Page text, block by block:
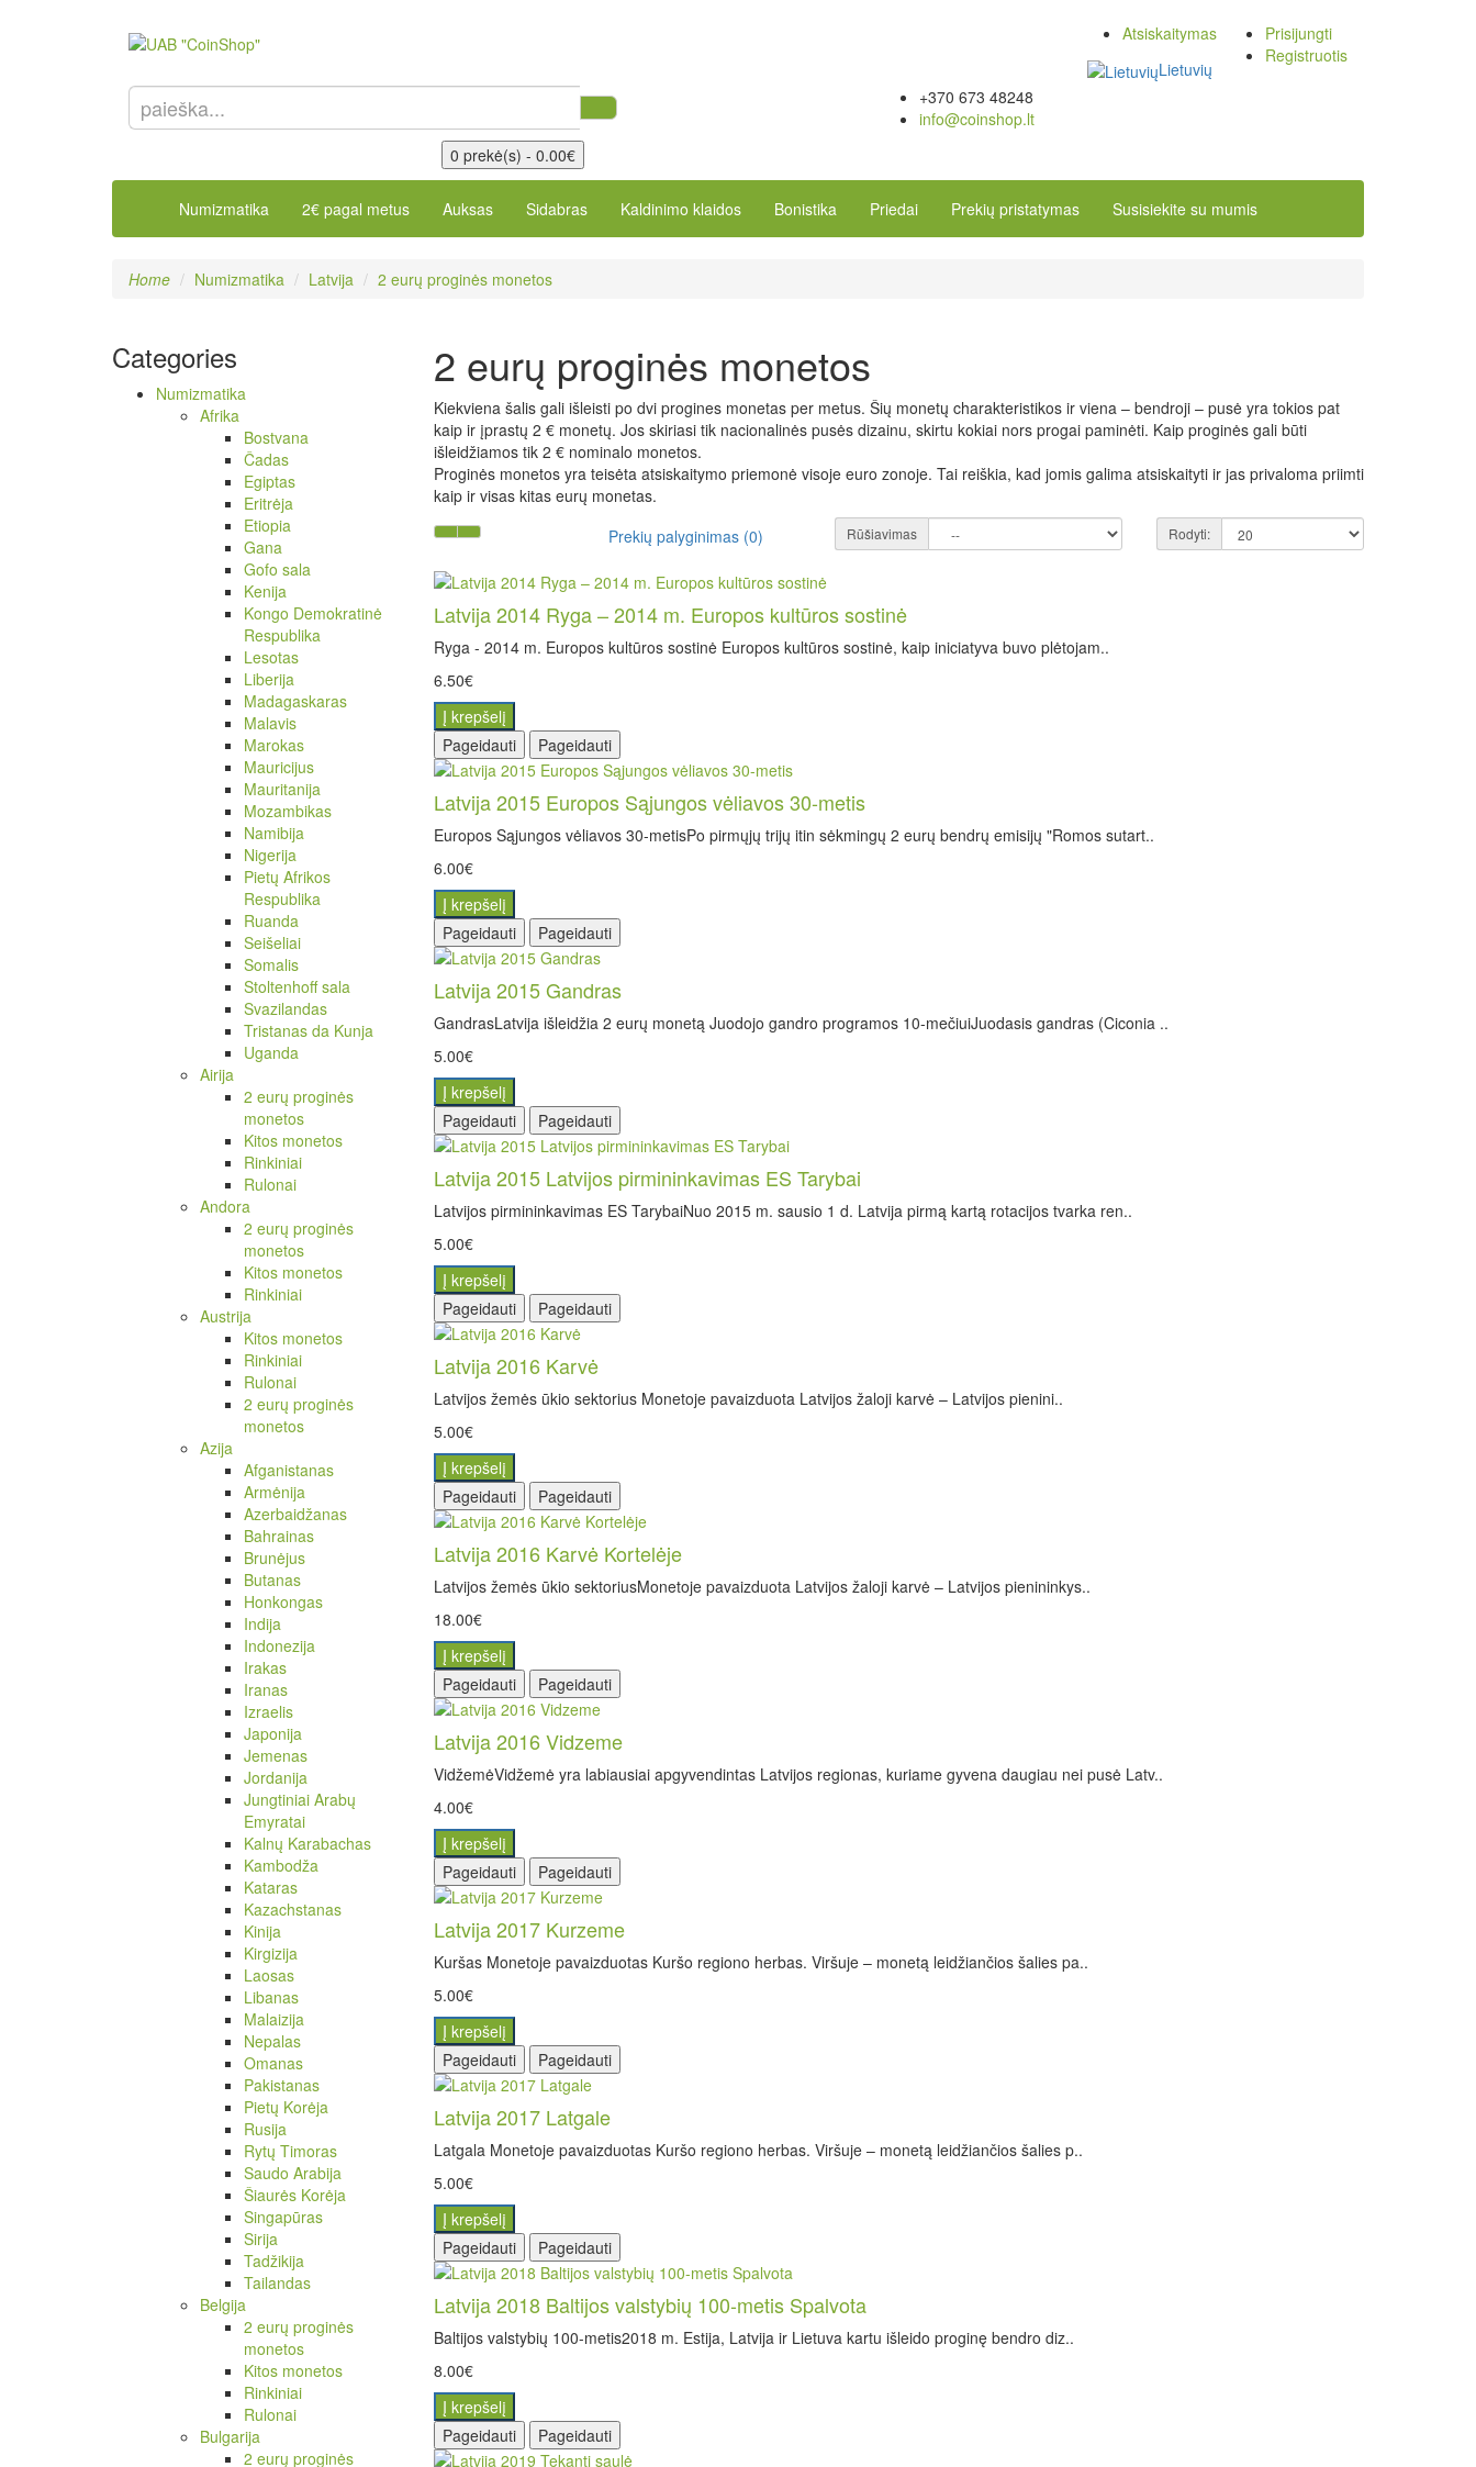
Prisijungti
Registruotis
Atsiskaitymas
Lietuvių
+370 673 48248
info@coinshop.lt
0 prekė(s) - 0.00€
Numizmatika 2€ pagal metus Auksas Sidabras Kaldinimo klaidos Bonistika Priedai Prekių pristatymas Susisiekite su mumis
Home Numizmatika Latvija 2 eurų proginės monetos
Categories
Numizmatika
Afrika
Bostvana
Čadas
Egiptas
Eritrėja
Etiopia
Gana
Gofo sala
Kenija
Kongo Demokratinė
Respublika
Lesotas
Liberija
Madagaskaras
Malavis
Marokas
Mauricijus
Mauritanija
Mozambikas
Namibija
Nigerija
Pietų Afrikos
Respublika
Ruanda
Seišeliai
Somalis
Stoltenhoff sala
Svazilandas
Tristanas da Kunja
Uganda
Airija
2 eurų proginės
monetos
Kitos monetos
Rinkiniai
Rulonai
Andora
2 eurų proginės
monetos
Kitos monetos
Rinkiniai
Austrija
Kitos monetos
Rinkiniai
Rulonai
2 eurų proginės
monetos
Azija
Afganistanas
Armėnija
Azerbaidžanas
Bahrainas
Brunėjus
Butanas
Honkongas
Indija
Indonezija
Irakas
Iranas
Izraelis
Japonija
Jemenas
Jordanija
Jungtiniai Arabų
Emyratai
Kalnų Karabachas
Kambodža
Kataras
Kazachstanas
Kinija
Kirgizija
Laosas
Libanas
Malaizija
Nepalas
Omanas
Pakistanas
Pietų Korėja
Rusija
Rytų Timoras
Saudo Arabija
Šiaurės Korėja
Singapūras
Sirija
Tadžikija
Tailandas
Belgija
2 eurų proginės
monetos
Kitos monetos
Rinkiniai
Rulonai
Bulgarija
2 eurų proginės
2 eurų proginės monetos
Kiekviena šalis gali išleisti po dvi progines monetas per metus. Šių monetų charakteristikos ir viena – bendroji – pusė yra tokios pat
kaip ir įprastų 2 € monetų. Jos skiriasi tik nacionalinės pusės dizainu, skirtu kokiai nors progai paminėti. Kaip proginės gali būti
išleidžiamos tik 2 € nominalo monetos.
Proginės monetos yra teisėta atsiskaitymo priemonė visoje euro zonoje. Tai reiškia, kad jomis galima atsiskaityti ir jas privaloma priimti
kaip ir visas kitas eurų monetas.
Prekių palyginimas (0)
Rūšiavimas Rodyti:
Latvija 2014 Ryga – 2014 m. Europos kultūros sostinė
Ryga - 2014 m. Europos kultūros sostinė Europos kultūros sostinė, kaip iniciatyva buvo plėtojam..
6.50€
Į krepšelį
Pageidauti
Pageidauti
Latvija 2015 Europos Sąjungos vėliavos 30-metis
Europos Sąjungos vėliavos 30-metisPo pirmųjų trijų itin sėkmingų 2 eurų bendrų emisijų "Romos sutart..
6.00€
Į krepšelį
Pageidauti
Pageidauti
Latvija 2015 Gandras
GandrasLatvija išleidžia 2 eurų monetą Juodojo gandro programos 10-mečiuiJuodasis gandras (Ciconia ..
5.00€
Į krepšelį
Pageidauti
Pageidauti
Latvija 2015 Latvijos pirmininkavimas ES Tarybai
Latvijos pirmininkavimas ES TarybaiNuo 2015 m. sausio 1 d. Latvija pirmą kartą rotacijos tvarka ren..
5.00€
Į krepšelį
Pageidauti
Pageidauti
Latvija 2016 Karvė
Latvijos žemės ūkio sektorius Monetoje pavaizduota Latvijos žaloji karvė – Latvijos pienini..
5.00€
Į krepšelį
Pageidauti
Pageidauti
Latvija 2016 Karvė Kortelėje
Latvijos žemės ūkio sektoriusMonetoje pavaizduota Latvijos žaloji karvė – Latvijos pienininkys..
18.00€
Į krepšelį
Pageidauti
Pageidauti
Latvija 2016 Vidzeme
VidžemėVidžemė yra labiausiai apgyvendintas Latvijos regionas, kuriame gyvena daugiau nei pusė Latv..
4.00€
Į krepšelį
Pageidauti
Pageidauti
Latvija 2017 Kurzeme
Kuršas Monetoje pavaizduotas Kuršo regiono herbas. Viršuje – monetą leidžiančios šalies pa..
5.00€
Į krepšelį
Pageidauti
Pageidauti
Latvija 2017 Latgale
Latgala Monetoje pavaizduotas Kuršo regiono herbas. Viršuje – monetą leidžiančios šalies p..
5.00€
Į krepšelį
Pageidauti
Pageidauti
Latvija 2018 Baltijos valstybių 100-metis Spalvota
Baltijos valstybių 100-metis2018 m. Estija, Latvija ir Lietuva kartu išleido proginę bendro diz..
8.00€
Į krepšelį
Pageidauti
Pageidauti